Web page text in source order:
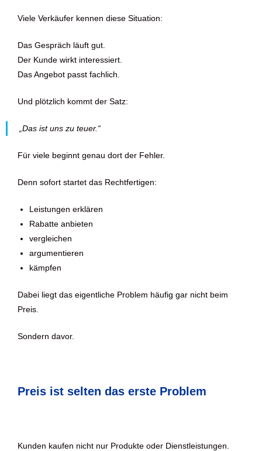
Viele Verkäufer kennen diese Situation:
Das Gespräch läuft gut.
Der Kunde wirkt interessiert.
Das Angebot passt fachlich.
Und plötzlich kommt der Satz:
„Das ist uns zu teuer.“
Für viele beginnt genau dort der Fehler.
Denn sofort startet das Rechtfertigen:
Leistungen erklären
Rabatte anbieten
vergleichen
argumentieren
kämpfen
Dabei liegt das eigentliche Problem häufig gar nicht beim
Preis.
Sondern davor.
Preis ist selten das erste Problem
Kunden kaufen nicht nur Produkte oder Dienstleistungen.